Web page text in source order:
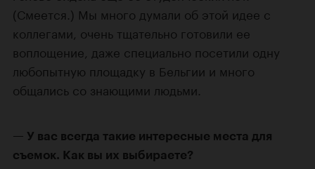
(Смеется.) Мы много думали об этой идее с
коллегами, очень тщательно готовили ее
воплощение, даже специально посетили одну
любопытную площадку в Бельгии и много
общались со знающими людьми.
У вас всегда такие интересные места для
съемок. Как вы их выбираете?